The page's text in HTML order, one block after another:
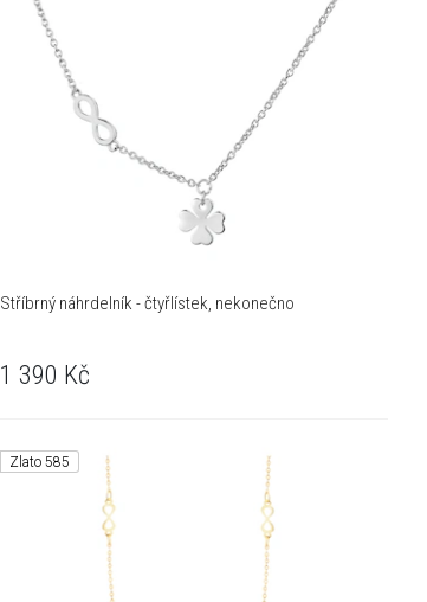
Stříbrný náhrdelník - čtyřlístek, nekonečno
1 390 Kč
Zlato 585